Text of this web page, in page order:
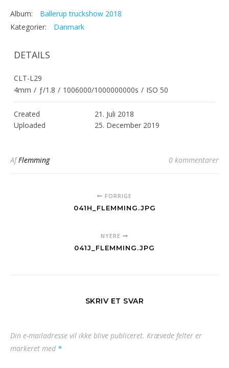
Album:
Ballerup truckshow 2018
Kategorier:
Danmark
DETAILS
CLT-L29
4mm / ƒ/1.8 / 1006000/1000000000s / ISO 50
Created
21. Juli 2018
Uploaded
25. December 2019
AfFlemming 0 kommentarer
FORRIGE
041H_FLEMMING.JPG
NYERE
041J_FLEMMING.JPG
SKRIV ET SVAR
Din e-mailadresse vil ikke blive publiceret. Krævede felter er
markeret med *